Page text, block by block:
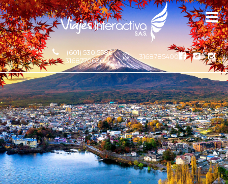
(601) 530 5586 -
3168770630
3168785400